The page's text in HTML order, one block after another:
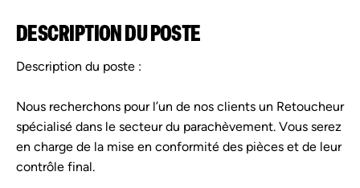
DESCRIPTION DU POSTE
Description du poste :
Nous recherchons pour l’un de nos clients un Retoucheur
spécialisé dans le secteur du parachèvement. Vous serez
en charge de la mise en conformité des pièces et de leur
contrôle final.